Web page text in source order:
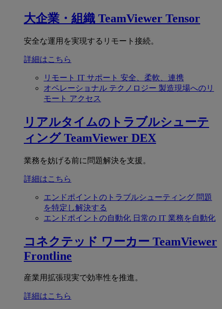
大企業・組織 TeamViewer Tensor
安全な運用を実現するリモート接続。
詳細はこちら
リモート IT サポート 安全、柔軟、連携
オペレーショナル テクノロジー 製造現場へのリ
モート アクセス
リアルタイムのトラブルシューテ
ィング TeamViewer DEX
業務を妨げる前に問題解決を支援。
詳細はこちら
エンドポイントのトラブルシューティング 問題
を特定し解決する
エンドポイントの自動化 日常の IT 業務を自動化
コネクテッド ワーカー TeamViewer
Frontline
産業用拡張現実で効率性を推進。
詳細はこちら